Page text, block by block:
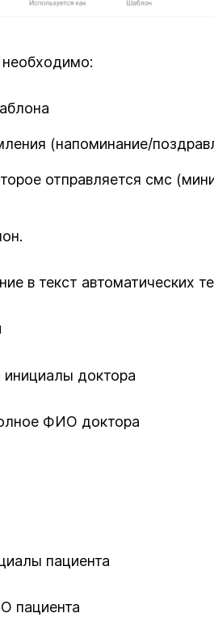
(напоминание/
отправляется смс
в текст автоматических
доктора
ФИО доктора
пациента
пациента